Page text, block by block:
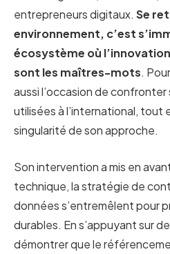
entrepreneurs digitaux. Se
environnement, c’est
écosystème où
sont les maîtres-mots.
aussi l’occasion de
utilisées à l’international, tout
singularité de son approche.
Son intervention a mis en
technique, la stratégie de
données s’entremêlent pour
durables. En s’appuyant sur
démontrer que le